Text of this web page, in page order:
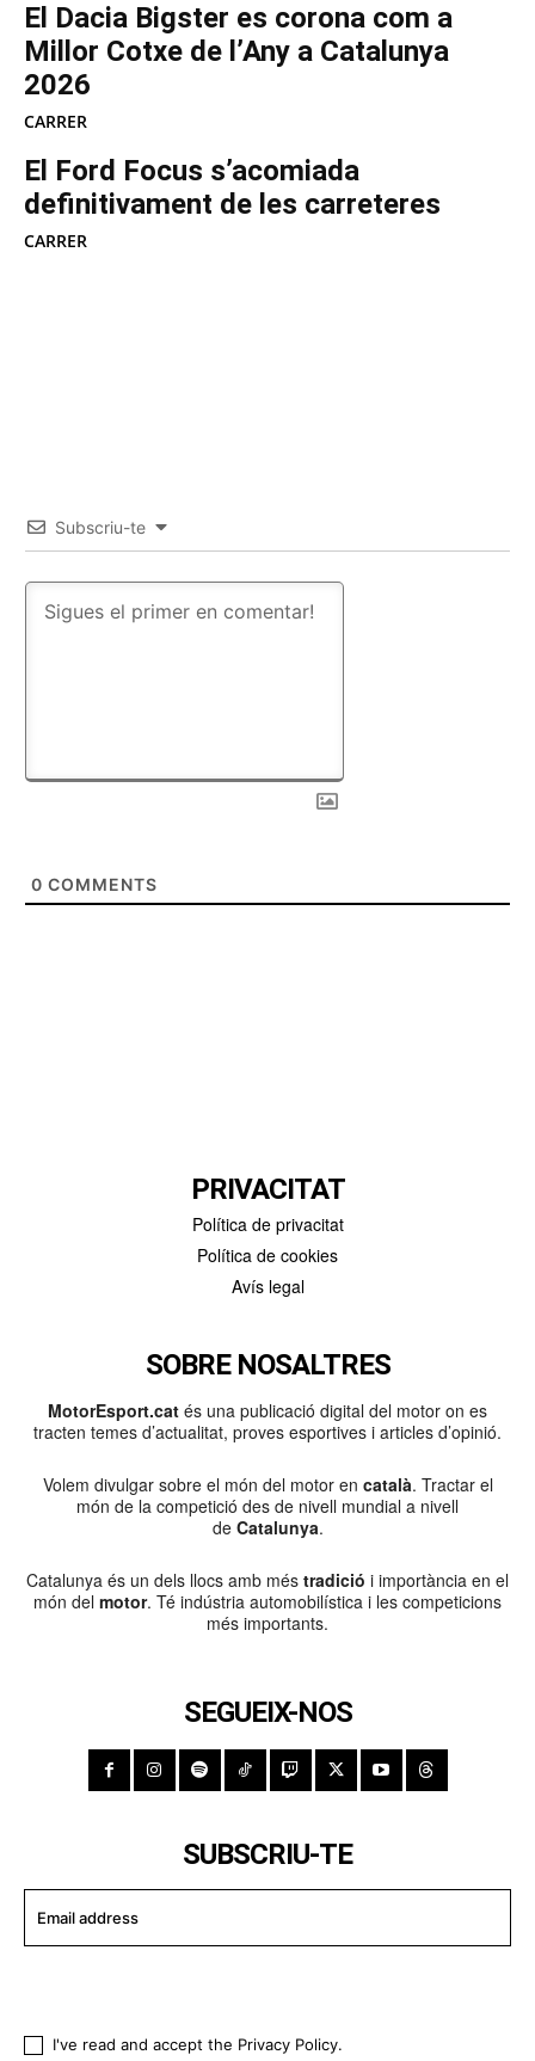
El Dacia Bigster es corona com a
Millor Cotxe de l’Any a Catalunya
2026
CARRER
El Ford Focus s’acomiada
definitivament de les carreteres
CARRER
Subscriu-te
0 COMMENTS
PRIVACITAT
Política de privacitat
Política de cookies
Avís legal
SOBRE NOSALTRES
MotorEsport.cat és una publicació digital del motor on es
tracten temes d’actualitat, proves esportives i articles d’opinió.
Volem divulgar sobre el món del motor en català. Tractar el
món de la competició des de nivell mundial a nivell
de Catalunya.
Catalunya és un dels llocs amb més tradició i importància en el
món del motor. Té indústria automobilística i les competicions
més importants.
SEGUEIX-NOS
SUBSCRIU-TE
I've read and accept the Privacy Policy.